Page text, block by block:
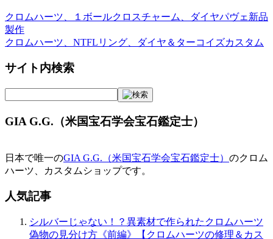
投
稿
ナ
ビ
ゲ
ー
ョ
ン
クロムハーツ、１ボールクロスチャーム、ダイヤパヴェ新品
製作
クロムハーツ、NTFLリング、ダイヤ＆ターコイズカスタム
サイト内検索
GIA G.G.（米国宝石学会宝石鑑定士）
日本で唯一のGIA G.G.（米国宝石学会宝石鑑定士） のクロム
ハーツ、カスタムショップです。
人気記事
シルバーじゃない！？異素材で作られたクロムハーツ
偽物の見分け方《前編》【クロムハーツの修理＆カス